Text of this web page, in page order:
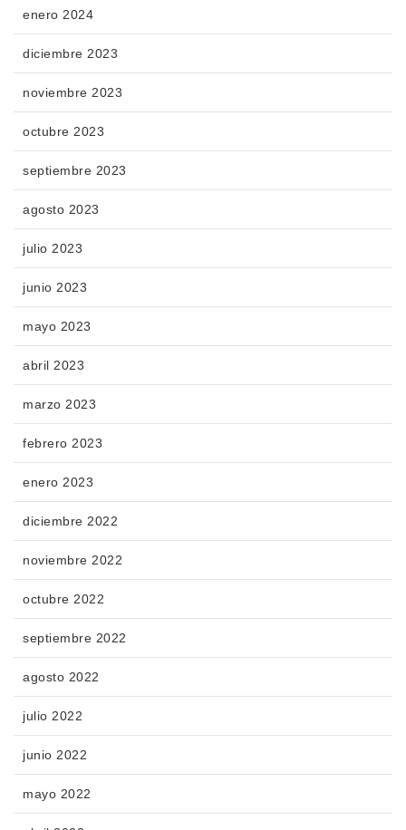
enero 2024
diciembre 2023
noviembre 2023
octubre 2023
septiembre 2023
agosto 2023
julio 2023
junio 2023
mayo 2023
abril 2023
marzo 2023
febrero 2023
enero 2023
diciembre 2022
noviembre 2022
octubre 2022
septiembre 2022
agosto 2022
julio 2022
junio 2022
mayo 2022